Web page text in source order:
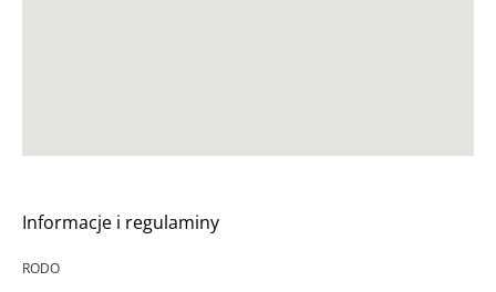
Informacje i regulaminy
RODO